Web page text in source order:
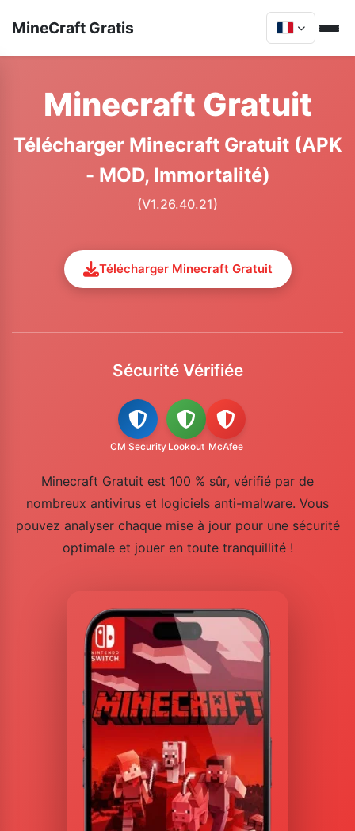
MineCraft Gratis
Minecraft Gratuit
Télécharger Minecraft Gratuit (APK
- MOD, Immortalité)
(V1.26.40.21)
Télécharger Minecraft Gratuit
Sécurité Vérifiée
CM Security Lookout McAfee
Minecraft Gratuit est 100 % sûr, vérifié par de
nombreux antivirus et logiciels anti-malware. Vous
pouvez analyser chaque mise à jour pour une sécurité
optimale et jouer en toute tranquillité !